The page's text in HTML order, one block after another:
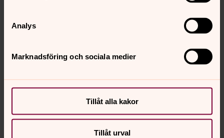
Analys
Marknadsföring och sociala medier
Tillåt alla kakor
Tillåt urval
Senast ändrad 11 november 2025
innehåll?